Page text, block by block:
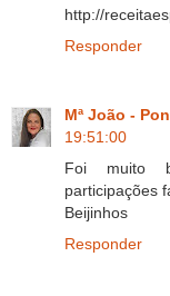
http://
Responder
Mª João -
19:51:00
Foi muito
participações
Beijinhos
Responder